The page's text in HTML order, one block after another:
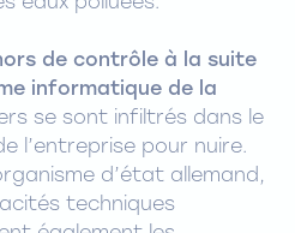
de contrôle à la suite
informatique de la
se sont infiltrés dans le
l’entreprise pour nuire.
d’état allemand,
techniques